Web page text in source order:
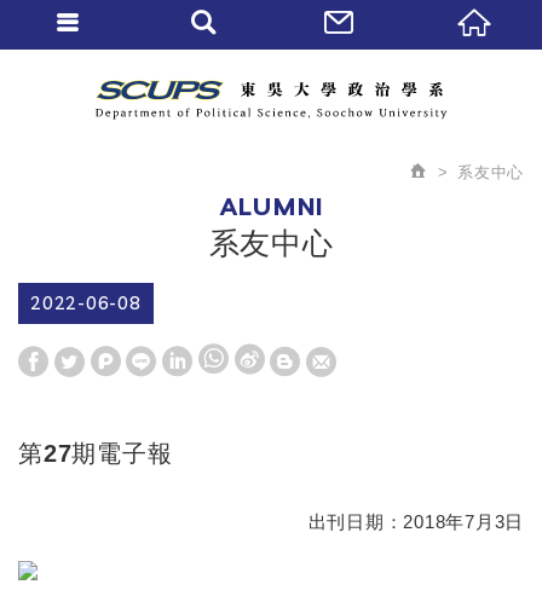
系友中心
ALUMNI
系友中心
2022-06-08
第27期電子報
出刊日期：2018年7月3日